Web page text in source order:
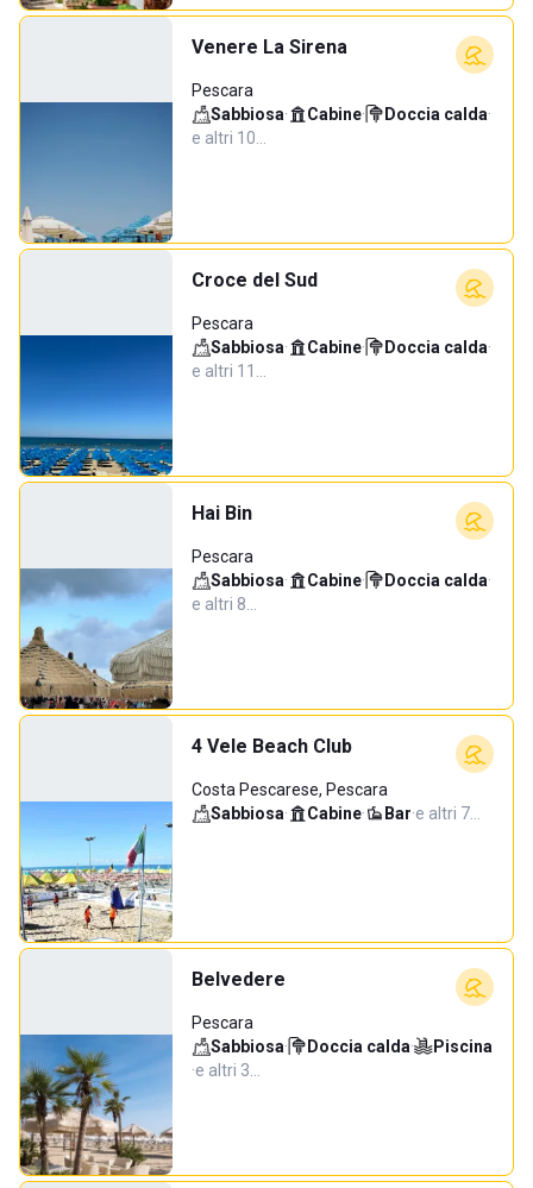
Venere La Sirena
Pescara
Sabbiosa· Cabine· Doccia calda·
e altri 10…
Croce del Sud
Pescara
Sabbiosa· Cabine· Doccia calda·
e altri 11…
Hai Bin
Pescara
Sabbiosa· Cabine· Doccia calda·
e altri 8…
4 Vele Beach Club
Costa Pescarese, Pescara
Sabbiosa· Cabine· Bar·e altri 7…
Belvedere
Pescara
Sabbiosa· Doccia calda·
Piscina
·e altri 3…